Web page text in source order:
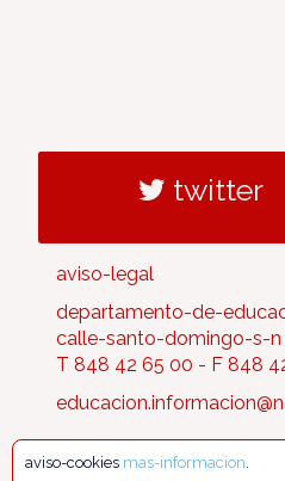
twitter
aviso-legal
departamento-de-
calle-santo-domingo-s-n
T 848 42 65 00 - F 848
aviso-cookies mas-informacion.